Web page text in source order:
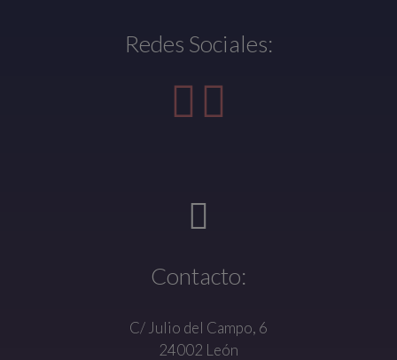
Redes Sociales:
Contacto:
C/ Julio del Campo, 6
24002 León